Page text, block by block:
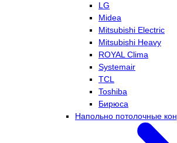
LG
Midea
Mitsubishi Electric
Mitsubishi Heavy
ROYAL Clima
Systemair
TCL
Toshiba
Бирюса
Напольно потолочные